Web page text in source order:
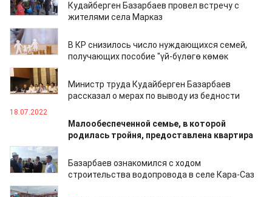
Кудайберген Базарбаев провел встречу с
жителями села Марказ
22.07.2022
В КР снизилось число нуждающихся семей,
получающих пособие "үй-бүлөгө көмөк
22.07.2022
Министр труда Кудайберген Базарбаев
рассказал о мерах по выводу из бедности
18.07.2022
Малообеспеченной семье, в которой
родилась тройня, предоставлена квартира
04.07.2022
Базарбаев ознакомился с ходом
строительства водопровода в селе Кара-Саз
02.07.2022